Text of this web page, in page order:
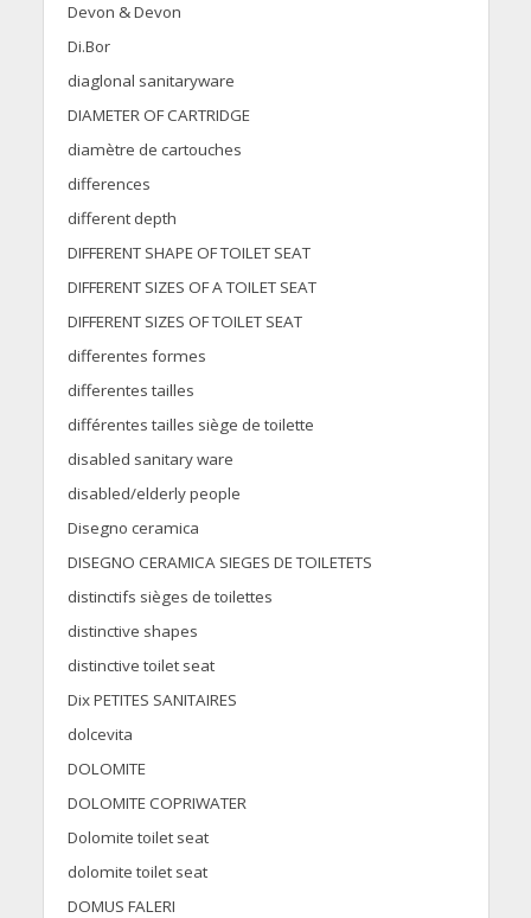
Devon & Devon
Di.Bor
diaglonal sanitaryware
DIAMETER OF CARTRIDGE
diamètre de cartouches
differences
different depth
DIFFERENT SHAPE OF TOILET SEAT
DIFFERENT SIZES OF A TOILET SEAT
DIFFERENT SIZES OF TOILET SEAT
differentes formes
differentes tailles
différentes tailles siège de toilette
disabled sanitary ware
disabled/elderly people
Disegno ceramica
DISEGNO CERAMICA SIEGES DE TOILETETS
distinctifs sièges de toilettes
distinctive shapes
distinctive toilet seat
Dix PETITES SANITAIRES
dolcevita
DOLOMITE
DOLOMITE COPRIWATER
Dolomite toilet seat
dolomite toilet seat
DOMUS FALERI